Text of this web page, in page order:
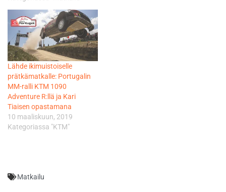
Lähde ikimuistoiselle
prätkämatkalle: Portugalin
MM-ralli KTM 1090
Adventure R:llä ja Kari
Tiaisen opastamana
10 maaliskuun, 2019
Kategoriassa "KTM"
Matkailu